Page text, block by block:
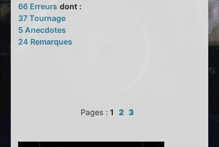
66 Erreurs dont :
37 Tournage
5 Anecdotes
24 Remarques
Pages : 1 2 3